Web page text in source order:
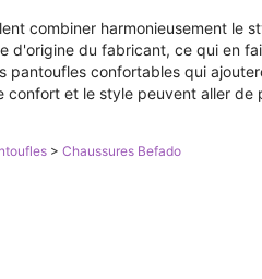
combiner harmonieusement le
d'origine du fabricant, ce qui en
pantoufles confortables qui
confort et le style peuvent aller de
> Chaussures Befado